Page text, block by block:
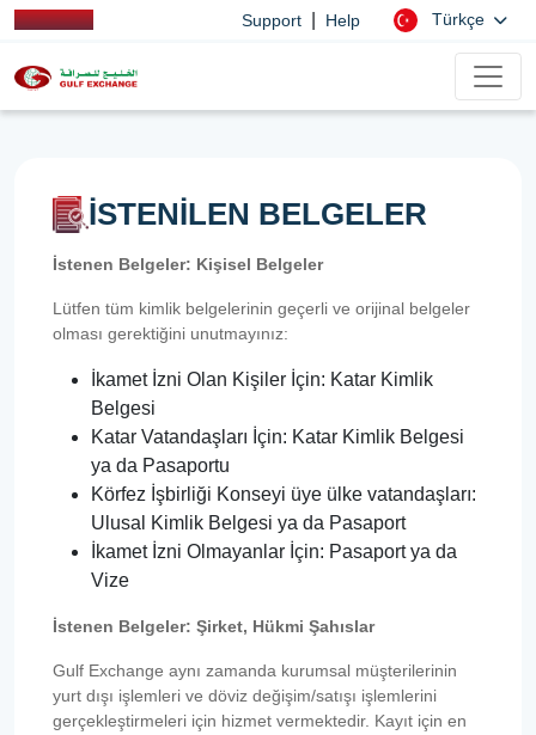
Support Help Türkçe
İSTENİLEN BELGELER
İstenen Belgeler: Kişisel Belgeler
Lütfen tüm kimlik belgelerinin geçerli ve orijinal belgeler
olması gerektiğini unutmayınız:
İkamet İzni Olan Kişiler İçin: Katar Kimlik
Belgesi
Katar Vatandaşları İçin: Katar Kimlik Belgesi
ya da Pasaportu
Körfez İşbirliği Konseyi üye ülke vatandaşları:
Ulusal Kimlik Belgesi ya da Pasaport
İkamet İzni Olmayanlar İçin: Pasaport ya da
Vize
İstenen Belgeler: Şirket, Hükmi Şahıslar
Gulf Exchange aynı zamanda kurumsal müşterilerinin
yurt dışı işlemleri ve döviz değişim/satışı işlemlerini
gerçekleştirmeleri için hizmet vermektedir. Kayıt için en